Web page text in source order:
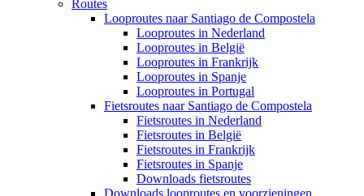
Routes
Looproutes naar Santiago de Compostela
Looproutes in Nederland
Looproutes in België
Looproutes in Frankrijk
Looproutes in Spanje
Looproutes in Portugal
Fietsroutes naar Santiago de Compostela
Fietsroutes in Nederland
Fietsroutes in België
Fietsroutes in Frankrijk
Fietsroutes in Spanje
Downloads fietsroutes
Downloads looproutes en voorzieningen